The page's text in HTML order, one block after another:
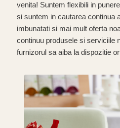
venita! Suntem flexibili in
si suntem in cautarea continua
imbunatati si mai mult oferta
continuu produsele si serviciile
furnizorul sa aiba la dispozitie